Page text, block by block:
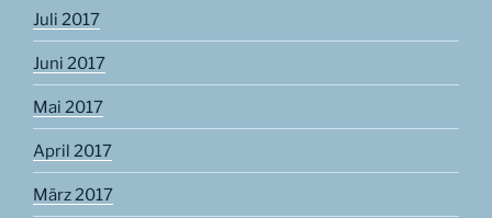
Juli 2017
Juni 2017
Mai 2017
April 2017
März 2017